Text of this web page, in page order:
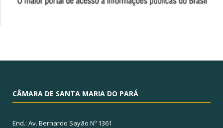
CÂMARA DE SANTA MARIA DO PARÁ
End.: Av. Bernardo Sayão Nº 1361